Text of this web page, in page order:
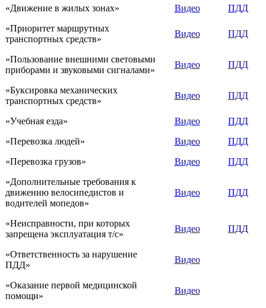
«Движение в жилых зонах»
Видео
ПДД
«Приоритет маршрутных
транспортных средств»
Видео ПДД
«Пользование внешними световыми
приборами и звуковыми сигналами»
Видео ПДД
«Буксировка механических
транспортных средств»
Видео ПДД
«Учебная езда» Видео
ПДД
«Перевозка людей»
Видео
ПДД
«Перевозка грузов»
Видео
ПДД
«Дополнительные требования к
движению велосипедистов и
водителей мопедов»
Видео ПДД
«Неисправности, при которых
запрещена эксплуатация т/с»
Видео ПДД
«Ответственность за нарушение
ПДД»
Видео
«Оказание первой медицинской
помощи»
Видео